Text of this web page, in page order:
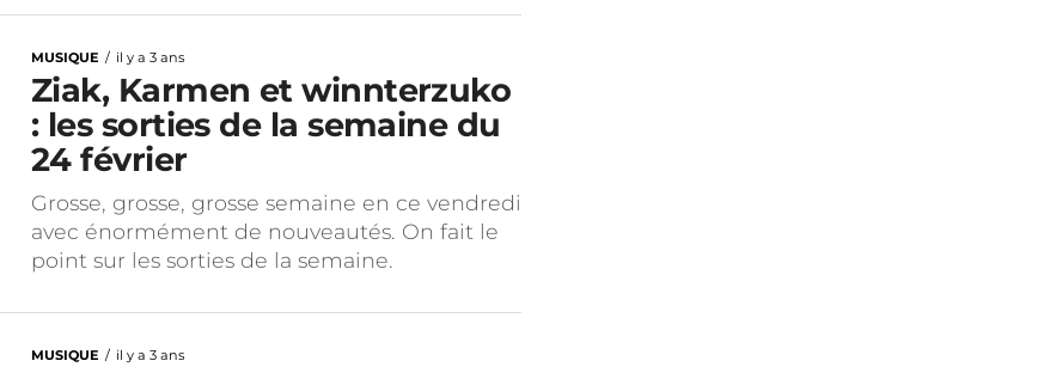
MUSIQUE il y a 3 ans
Ziak, Karmen et winnterzuko
: les sorties de la semaine du
24 février
Grosse, grosse, grosse semaine en ce vendredi
avec énormément de nouveautés. On fait le
point sur les sorties de la semaine.
MUSIQUE il y a 3 ans